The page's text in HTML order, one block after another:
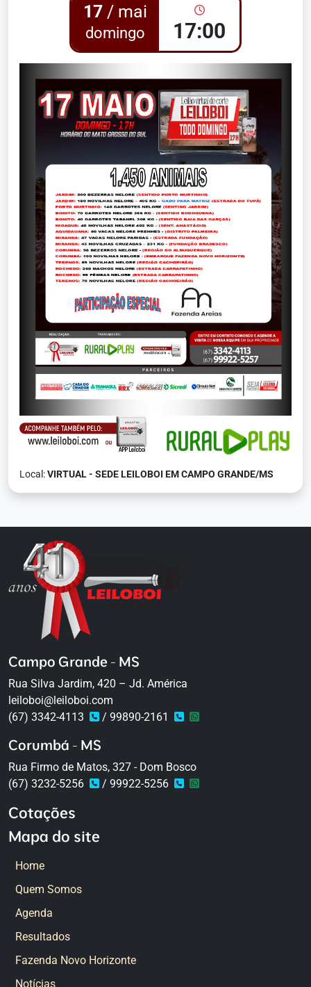
17 / mai
domingo 17:00
Local:VIRTUAL - SEDE LEILOBOI EM CAMPO GRANDE/MS
Campo Grande - MS
Rua Silva Jardim, 420 – Jd. América
leiloboi@leiloboi.com
(67) 3342-4113
/ 99890-2161
Corumbá - MS
Rua Firmo de Matos, 327 - Dom Bosco
(67) 3232-5256
/ 99922-5256
Cotações
Mapa do site
Home
Quem Somos
Agenda
Resultados
Fazenda Novo Horizonte
Notícias